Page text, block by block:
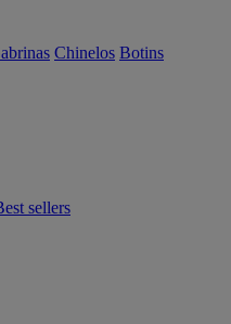
Chinelos Botins
sellers